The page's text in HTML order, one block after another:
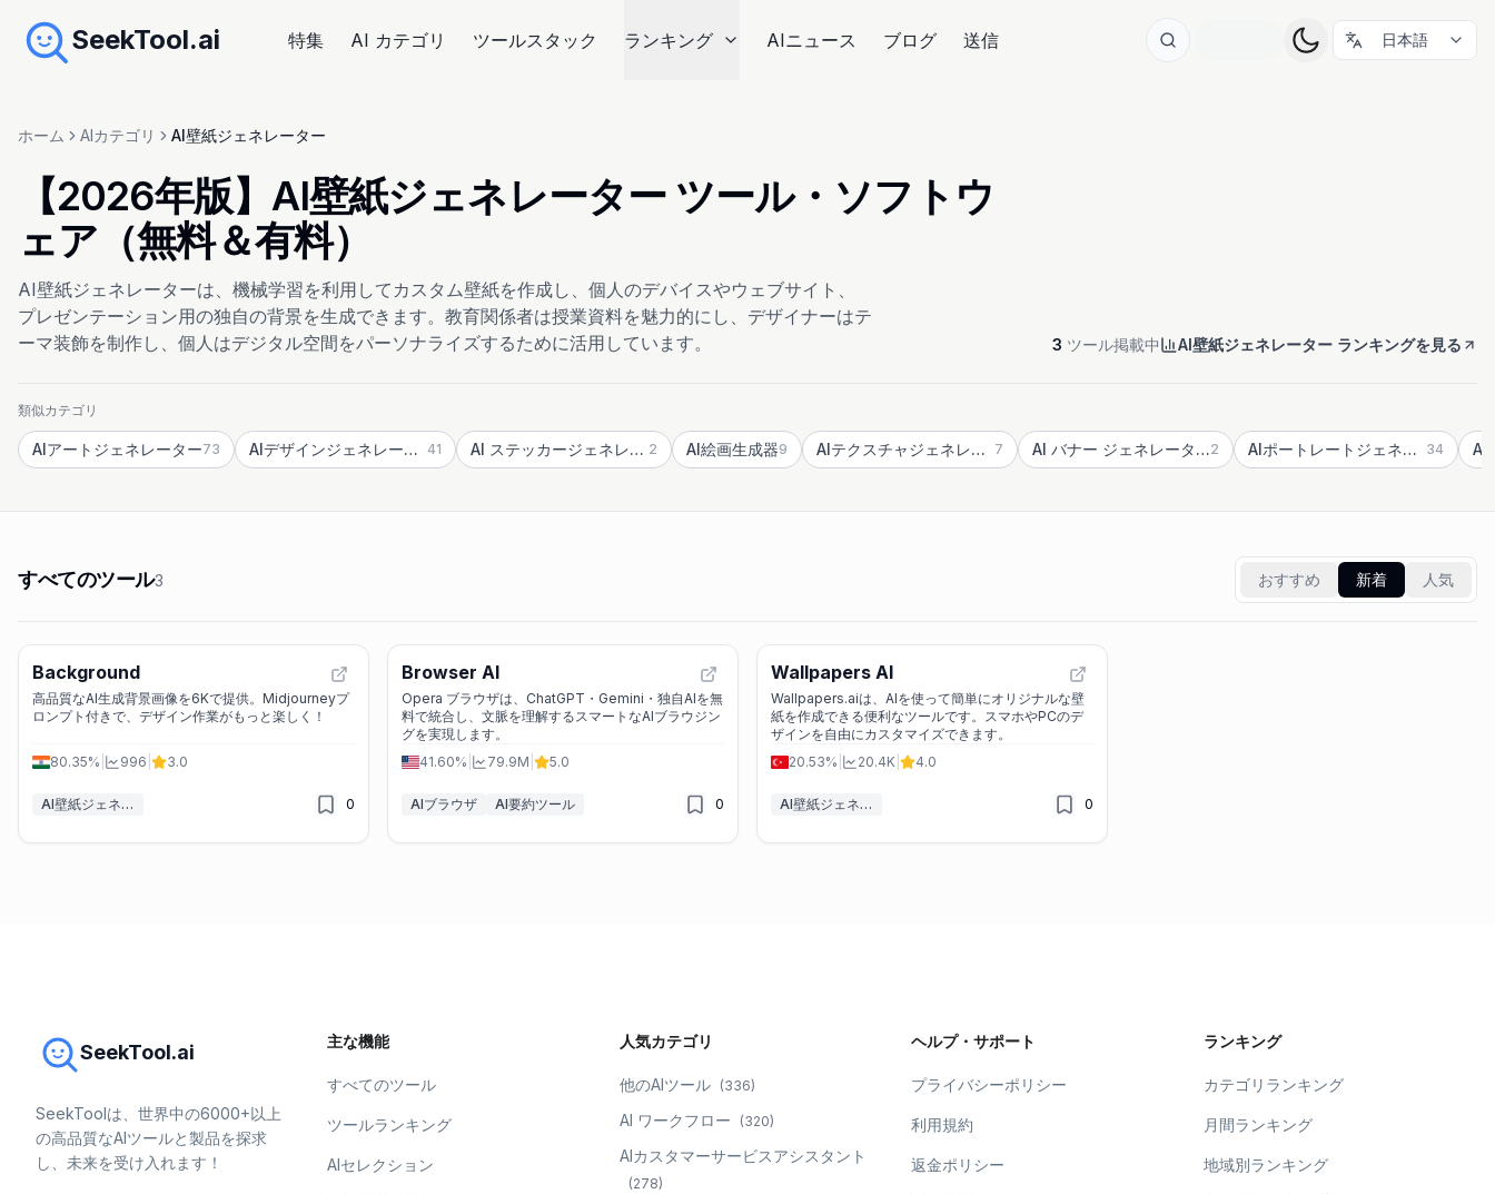
SeekTool.ai 特集 AI カテゴリ ツールスタック ランキング AIニュース ブログ 送信 日本語
ホーム AIカテゴリ AI壁紙ジェネレーター
【2026年版】AI壁紙ジェネレーター ツール・ソフトウ
ェア（無料＆有料）
AI壁紙ジェネレーターは、機械学習を利用してカスタム壁紙を作成し、個人のデバイスやウェブサイト、
プレゼンテーション用の独自の背景を生成できます。教育関係者は授業資料を魅力的にし、デザイナーはテ
ーマ装飾を制作し、個人はデジタル空間をパーソナライズするために活用しています。
3 ツール掲載中 AI壁紙ジェネレーター ランキングを見る
類似カテゴリ
AIアートジェネレーター73 AIデザインジェネレーター 41 AI ステッカージェネレーター 2 AI絵画生成器9 AIテクスチャジェネレーター 7 AI バナー ジェネレーター2 AIポートレートジェネレーター 34 AI
すべてのツール3 おすすめ 新着 人気
Background
高品質なAI生成背景画像を6Kで提供。Midjourneyプ
ロンプト付きで、デザイン作業がもっと楽しく！
80.35% 996 3.0
AI壁紙ジェネレーター 0
Browser AI
Opera ブラウザは、ChatGPT・Gemini・独自AIを無
料で統合し、文脈を理解するスマートなAIブラウジン
グを実現します。
41.60%
79.9M 5.0
AIブラウザ AI要約ツール 0
Wallpapers AI
Wallpapers.aiは、AIを使って簡単にオリジナルな壁
紙を作成できる便利なツールです。スマホやPCのデ
ザインを自由にカスタマイズできます。
20.53%
20.4K 4.0
AI壁紙ジェネレーター 0
SeekTool.ai
SeekToolは、世界中の6000+以上
の高品質なAIツールと製品を探求
し、未来を受け入れます！
主な機能
すべてのツール
ツールランキング
AIセレクション
人気カテゴリ
他のAIツール (336)
AI ワークフロー (320)
AIカスタマーサービスアシスタント
(278)
ヘルプ・サポート
プライバシーポリシー
利用規約
返金ポリシー
ランキング
カテゴリランキング
月間ランキング
地域別ランキング